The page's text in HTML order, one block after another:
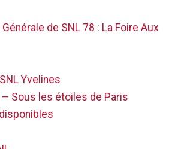
de SNL 78 : La Foire Aux
Yvelines
– Sous les étoiles de Paris